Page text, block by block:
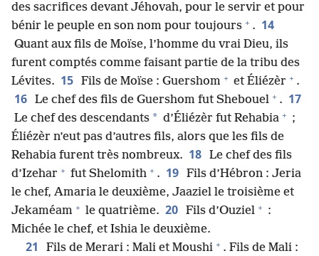
des sacrifices devant Jéhovah, pour le servir et pour
bénir le peuple en son nom pour toujours + . 14
Quant aux fils de Moïse, l’homme du vrai Dieu, ils
furent comptés comme faisant partie de la tribu des
Lévites. 15 Fils de Moïse : Guershom + et Éliézèr + .
16 Le chef des fils de Guershom fut Shebouel + . 17
Le chef des descendants * d’Éliézèr fut Rehabia + ;
Éliézèr n’eut pas d’autres fils, alors que les fils de
Rehabia furent très nombreux. 18 Le chef des fils
d’Izehar + fut Shelomith + . 19 Fils d’Hébron : Jeria
le chef, Amaria le deuxième, Jaaziel le troisième et
Jekaméam + le quatrième. 20 Fils d’Ouziel + :
Michée le chef, et Ishia le deuxième.
21 Fils de Merari : Mali et Moushi + . Fils de Mali :